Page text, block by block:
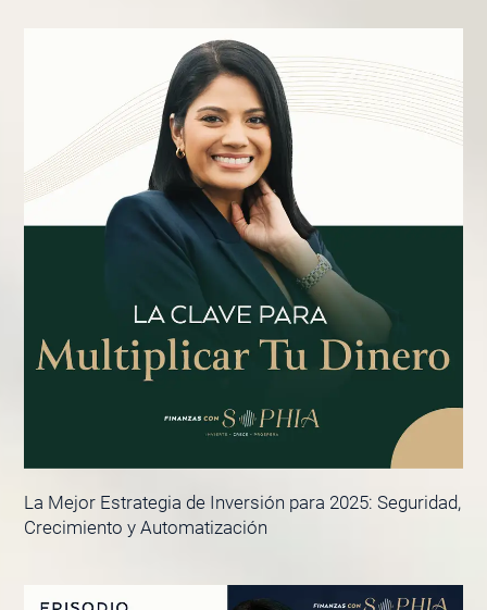
La Mejor Estrategia de Inversión para 2025: Seguridad,
Crecimiento y Automatización